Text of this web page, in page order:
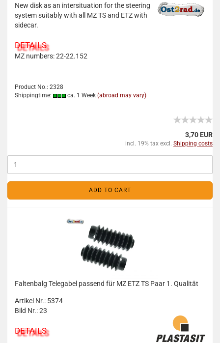
New disk as an intersituation for the steering
system suitably with all MZ TS and ETZ with
sidecar.
DETAILS
MZ numbers: 22-22.152
Product No.: 2328
Shippingtime:
ca. 1 Week (abroad may vary)
3,70 EUR
incl. 19% tax excl. Shipping costs
ADD TO CART
Faltenbalg Telegabel passend für MZ ETZ TS Paar 1. Qualität
Artikel Nr.: 5374
Bild Nr.: 23
DETAILS